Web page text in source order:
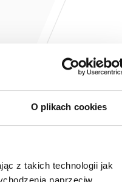
O plikach cookies
z takich technologii jak
naprzeciw